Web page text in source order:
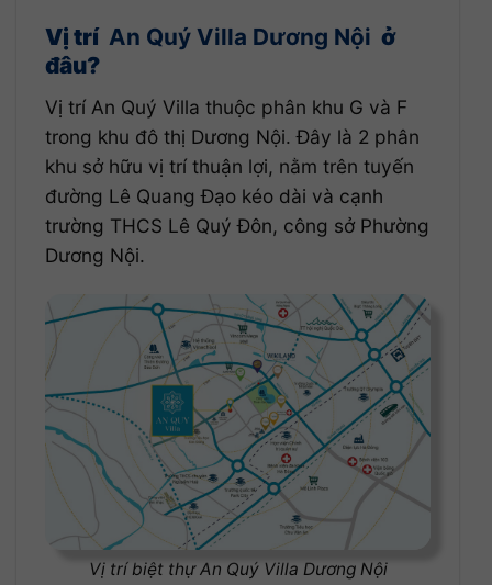
Vị trí An Quý Villa Dương Nội ở
đâu?
Vị trí An Quý Villa thuộc phân khu G và F
trong khu đô thị Dương Nội. Đây là 2 phân
khu sở hữu vị trí thuận lợi, nằm trên tuyến
đường Lê Quang Đạo kéo dài và cạnh
trường THCS Lê Quý Đôn, công sở Phường
Dương Nội.
Vị trí biệt thự An Quý Villa Dương Nội